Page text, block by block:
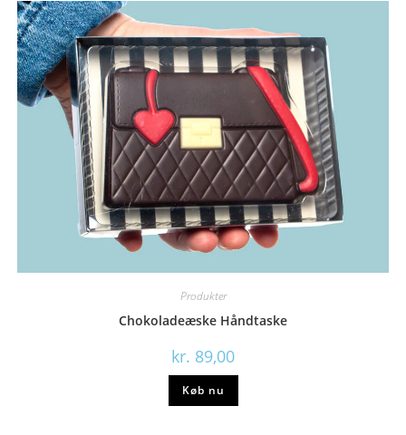
Produkter
Chokoladeæske Håndtaske
kr. 89,00
Køb nu